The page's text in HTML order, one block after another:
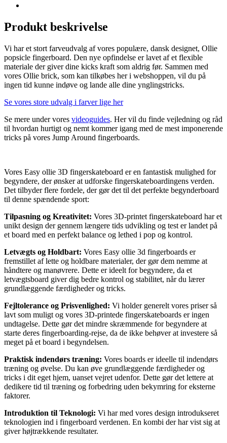
Produkt beskrivelse
Vi har et stort farveudvalg af vores populære, dansk designet, Ollie
popsicle fingerboard. Den nye opfindelse er lavet af et flexible
materiale der giver dine kicks kraft som aldrig før. Sammen med
vores Ollie brick, som kan tilkøbes her i webshoppen, vil du på
ingen tid kunne indøve og lande alle dine ynglingstricks.
Se vores store udvalg i farver lige her
Se mere under vores videoguides. Her vil du finde vejledning og råd
til hvordan hurtigt og nemt kommer igang med de mest imponerende
tricks på vores Jump Around fingerboards.
Vores Easy ollie 3D fingerskateboard er en fantastisk mulighed for
begyndere, der ønsker at udforske fingerskateboardingens verden.
Det tilbyder flere fordele, der gør det til det perfekte begynderboard
til denne spændende sport:
Tilpasning og Kreativitet: Vores 3D-printet fingerskateboard har et
unikt design der gennem længere tids udvikling og test er landet på
et board med en perfekt balance og lethed i pop og kontrol.
Letvægts og Holdbart: Vores Easy ollie 3d fingerboards er
fremstillet af lette og holdbare materialer, der gør dem nemme at
håndtere og manøvrere. Dette er ideelt for begyndere, da et
letvægtsboard giver dig bedre kontrol og stabilitet, når du lærer
grundlæggende færdigheder og tricks.
Fejltolerance og Prisvenlighed: Vi holder generelt vores priser så
lavt som muligt og vores 3D-printede fingerskateboards er ingen
undtagelse. Dette gør det mindre skræmmende for begyndere at
starte deres fingerboarding-rejse, da de ikke behøver at investere så
meget på et board i begyndelsen.
Praktisk indendørs træning: Vores boards er ideelle til indendørs
træning og øvelse. Du kan øve grundlæggende færdigheder og
tricks i dit eget hjem, uanset vejret udenfor. Dette gør det lettere at
dedikere tid til træning og forbedring uden bekymring for eksterne
faktorer.
Introduktion til Teknologi: Vi har med vores design introdukseret
teknologien ind i fingerboard verdenen. En kombi der har vist sig at
giver højtrækkende resultater.